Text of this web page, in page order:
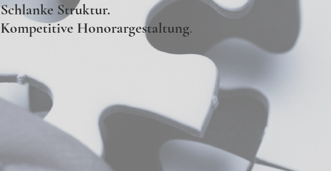
Schlanke Struktur.
Kompetitive Honorargestaltung.